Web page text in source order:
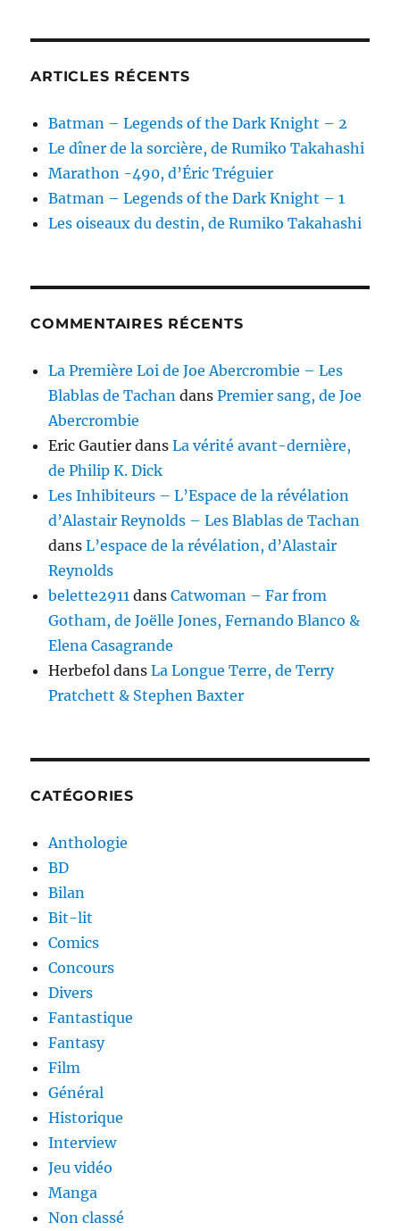
ARTICLES RÉCENTS
Batman – Legends of the Dark Knight – 2
Le dîner de la sorcière, de Rumiko Takahashi
Marathon -490, d’Éric Tréguier
Batman – Legends of the Dark Knight – 1
Les oiseaux du destin, de Rumiko Takahashi
COMMENTAIRES RÉCENTS
La Première Loi de Joe Abercrombie – Les
Blablas de Tachan dansPremier sang, de Joe
Abercrombie
Eric Gautier dansLa vérité avant-dernière,
de Philip K. Dick
Les Inhibiteurs – L’Espace de la révélation
d’Alastair Reynolds – Les Blablas de Tachan
dansL’espace de la révélation, d’Alastair
Reynolds
belette2911 dansCatwoman – Far from
Gotham, de Joëlle Jones, Fernando Blanco &
Elena Casagrande
Herbefol dansLa Longue Terre, de Terry
Pratchett & Stephen Baxter
CATÉGORIES
Anthologie
BD
Bilan
Bit-lit
Comics
Concours
Divers
Fantastique
Fantasy
Film
Général
Historique
Interview
Jeu vidéo
Manga
Non classé